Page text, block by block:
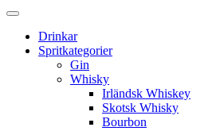
Drinkar
Spritkategorier
Gin
Whisky
Irländsk Whiskey
Skotsk Whisky
Bourbon